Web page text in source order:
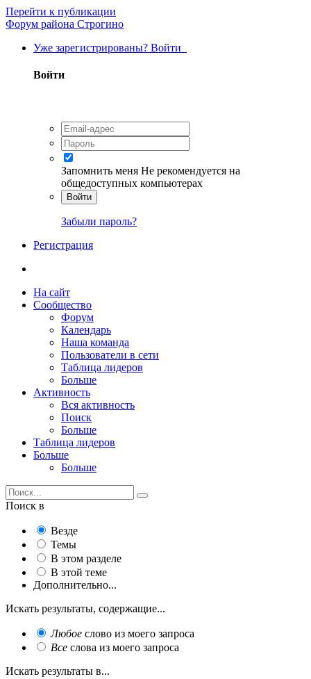
Перейти к публикации
Форум района Строгино
Уже зарегистрированы? Войти
Войти
Запомнить меня Не рекомендуется на
общедоступных компьютерах
Войти
Забыли пароль?
Регистрация
На сайт
Сообщество
Форум
Календарь
Наша команда
Пользователи в сети
Таблица лидеров
Больше
Активность
Вся активность
Поиск
Больше
Таблица лидеров
Больше
Больше
Поиск в
Везде
Темы
В этом разделе
В этой теме
Дополнительно...
Искать результаты, содержащие...
Любое слово из моего запроса
Все слова из моего запроса
Искать результаты в...